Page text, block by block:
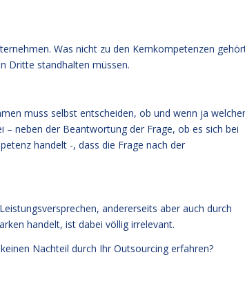
Was nicht zu den Kernkompetenzen
Dritte standhalten müssen.
muss selbst entscheiden, ob und wenn ja
neben der Beantwortung der Frage, ob es sich bei
handelt -, dass die Frage nach der
andererseits aber auch durch
handelt, ist dabei völlig irrelevant.
Nachteil durch Ihr Outsourcing erfahren?